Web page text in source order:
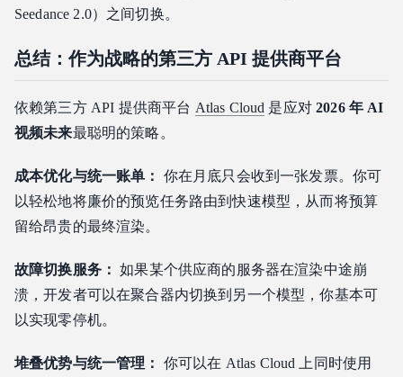
Seedance 2.0）之间切换。
总结：作为战略的第三方 API 提供商平台
依赖第三方 API 提供商平台 Atlas Cloud 是应对2026 年 AI
视频未来最聪明的策略。
成本优化与统一账单：
你在月底只会收到一张发票。你可
以轻松地将廉价的预览任务路由到快速模型，从而将预算
留给昂贵的最终渲染。
故障切换服务： 如果某个供应商的服务器在渲染中途崩
溃，开发者可以在聚合器内切换到另一个模型，你基本可
以实现零停机。
堆叠优势与统一管理： 你可以在 Atlas Cloud 上同时使用